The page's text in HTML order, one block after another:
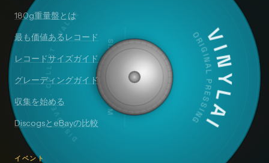
VINYLAI
ORIGINAL PRESSING
SIDE A — 33⅓ RPM
DISCOVER · COLLECT · VALUE
180g重量盤とは
最も価値あるレコード
レコードサイズガイド
グレーディングガイド
収集を始める
DiscogsとeBayの比較
イベント